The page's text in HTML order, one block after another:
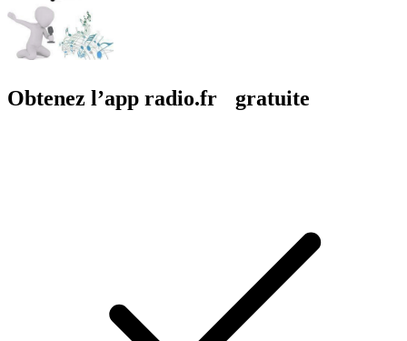
Obtenez l’app radio.fr gratuite